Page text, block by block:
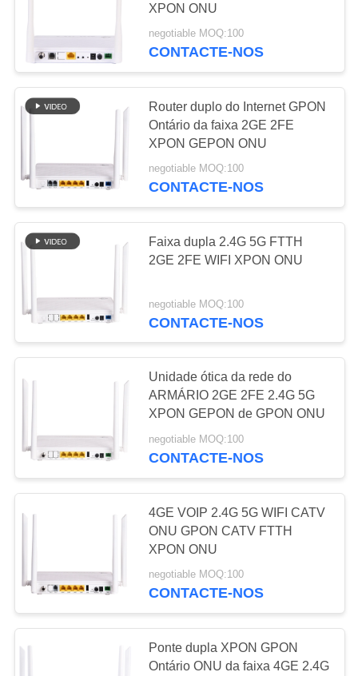
NOS
PEÇA
UMAS
CITAÇÕES
MAPA
DO
SITE
PRIVACY
POLICY
XPON ONU
Faixa dupla ONU
EPON OLT
GPON OLT
15
XPON ONU
negotiable MOQ:100
CONTACTE-NOS
Router duplo do Internet GPON
Ontário da faixa 2GE 2FE
XPON GEPON ONU
negotiable MOQ:100
CONTACTE-NOS
Faixa dupla 2.4G 5G FTTH
2GE 2FE WIFI XPON ONU
negotiable MOQ:100
CONTACTE-NOS
Unidade ótica da rede do
ARMÁRIO 2GE 2FE 2.4G 5G
XPON GEPON de GPON ONU
negotiable MOQ:100
CONTACTE-NOS
4GE VOIP 2.4G 5G WIFI CATV
ONU GPON CATV FTTH
XPON ONU
negotiable MOQ:100
CONTACTE-NOS
Ponte dupla XPON GPON
Ontário ONU da faixa 4GE 2.4G